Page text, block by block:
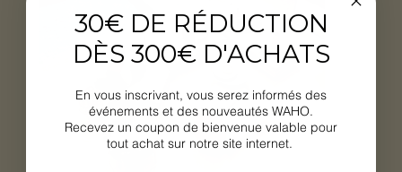
30€ DE RÉDUCTION
DÈS 300€ D'ACHATS
En vous inscrivant, vous serez informés des
événements et des nouveautés WAHO.
Recevez un coupon de bienvenue valable pour
tout achat sur notre site internet.